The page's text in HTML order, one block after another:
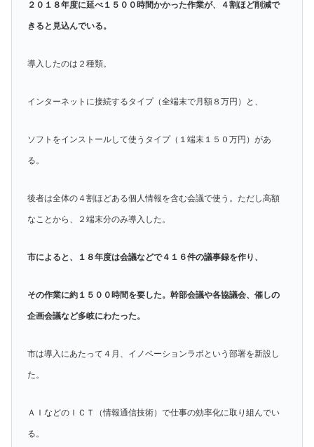
２０１８年度に延べ１５００時間かかった作業が、４割ほど削減で
きると見込んでいる。
導入したのは２種類。
インターネットに接続するタイプ（全端末で月額８万円）と、
ソフトをインストールして使うタイプ（１端末１５０万円）があ
る。
後者は全体の４割ほどある個人情報を含む会議で使う。ただし高額
なことから、２端末分のみ導入した。
市によると、１８年度は会議などで４１６件の議事録を作り、
その作業に約１５００時間を要した。幹部会議や各協議会、催しの
企画会議など多岐にわたった。
市は導入にあたって４月、イノベーションラボという部署を新設し
た。
ＡＩなどのＩＣＴ（情報通信技術）で仕事の効率化に取り組んでい
る。